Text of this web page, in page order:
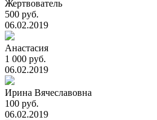
Жертвователь
500 руб.
06.02.2019
Анастасия
1 000 руб.
06.02.2019
Ирина Вячеславовна
100 руб.
06.02.2019